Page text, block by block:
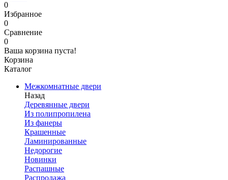
0
Избранное
0
Сравнение
0
Ваша корзина пуста!
Корзина
Каталог
Межкомнатные двери
Назад
Деревянные двери
Из полипропилена
Из фанеры
Крашенные
Ламинированные
Недорогие
Новинки
Распашные
Распродажа